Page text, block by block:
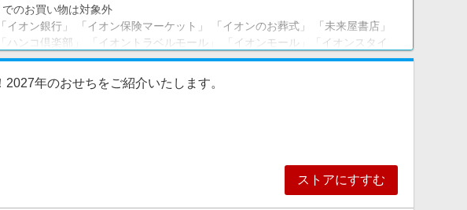
のお買い物は対象外
オン銀行」 「イオン保険マーケット」 「イオンのお葬式」 「未来屋書店」
ハンコ倶楽部」 「イオントラベルモール」 「イオンモール」「イオンスタイ
ポーツオーソリティ」
年のおせちをご紹介いたします。
ストアにすすむ